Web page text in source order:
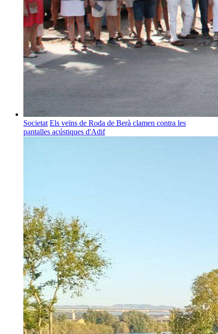
Societat Els veïns de Roda de Berà clamen contra les
pantalles acústiques d'Adif